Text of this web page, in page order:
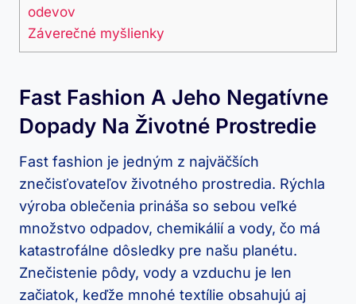
odevov
Záverečné myšlienky
Fast Fashion A Jeho Negatívne
Dopady Na Životné Prostredie
Fast fashion je jedným z najväčších
znečisťovateľov životného prostredia. Rýchla
výroba oblečenia prináša so sebou veľké
množstvo odpadov, chemikálií a vody, čo má
katastrofálne dôsledky pre našu planétu.
Znečistenie pôdy, vody a vzduchu je len
začiatok, keďže mnohé textílie obsahujú aj